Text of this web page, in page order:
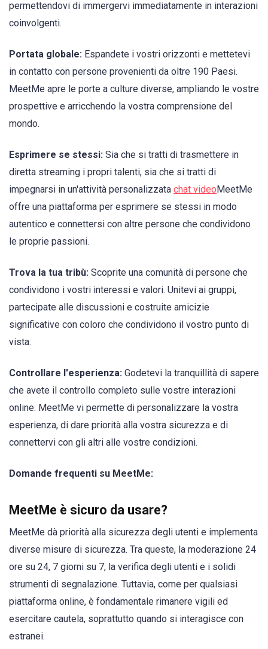
permettendovi di immergervi immediatamente in interazioni
coinvolgenti.
Portata globale: Espandete i vostri orizzonti e mettetevi
in contatto con persone provenienti da oltre 190 Paesi.
MeetMe apre le porte a culture diverse, ampliando le vostre
prospettive e arricchendo la vostra comprensione del
mondo.
Esprimere se stessi: Sia che si tratti di trasmettere in
diretta streaming i propri talenti, sia che si tratti di
impegnarsi in un'attività personalizzata chat videoMeetMe
offre una piattaforma per esprimere se stessi in modo
autentico e connettersi con altre persone che condividono
le proprie passioni.
Trova la tua tribù: Scoprite una comunità di persone che
condividono i vostri interessi e valori. Unitevi ai gruppi,
partecipate alle discussioni e costruite amicizie
significative con coloro che condividono il vostro punto di
vista.
Controllare l'esperienza: Godetevi la tranquillità di sapere
che avete il controllo completo sulle vostre interazioni
online. MeetMe vi permette di personalizzare la vostra
esperienza, di dare priorità alla vostra sicurezza e di
connettervi con gli altri alle vostre condizioni.
Domande frequenti su MeetMe:
MeetMe è sicuro da usare?
MeetMe dà priorità alla sicurezza degli utenti e implementa
diverse misure di sicurezza. Tra queste, la moderazione 24
ore su 24, 7 giorni su 7, la verifica degli utenti e i solidi
strumenti di segnalazione. Tuttavia, come per qualsiasi
piattaforma online, è fondamentale rimanere vigili ed
esercitare cautela, soprattutto quando si interagisce con
estranei.